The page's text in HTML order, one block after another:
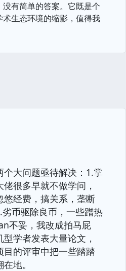
有简单的答案。它既是个
生态环境的缩影，值得我
个大问题亟待解决：1.掌
很多早就不做学问，
悠经费，搞关系，垄断
币驱除良币，一些蹭热
不妥，我改成拍马屁
学者发表大量论文，
目的评审中把一些踏踏
地。